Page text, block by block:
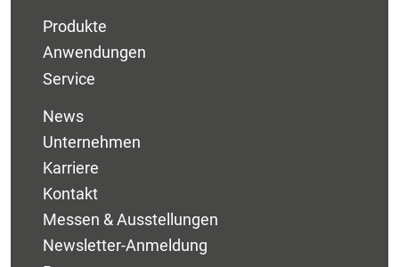
Produkte
Anwendungen
Service
News
Unternehmen
Karriere
Kontakt
Messen & Ausstellungen
Newsletter-Anmeldung